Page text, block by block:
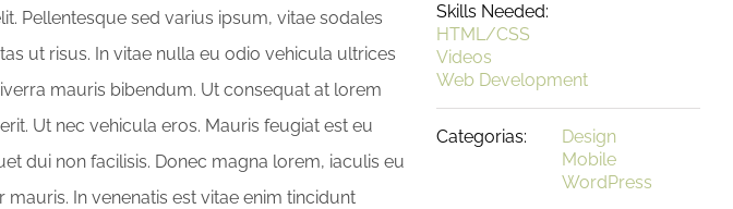
Pellentesque sed varius ipsum, vitae sodales
ut risus. In vitae nulla eu odio vehicula ultrices
mauris bibendum. Ut consequat at lorem
Ut nec vehicula eros. Mauris feugiat est eu
dui non facilisis. Donec magna lorem, iaculis eu
In venenatis est vitae enim tincidunt
Skills Needed:
HTML/CSS
Videos
Web Development
Categorias:
Design
Mobile
WordPress